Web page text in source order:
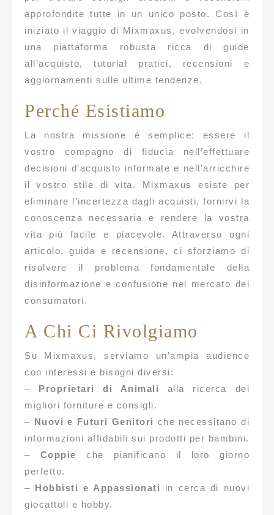
approfondite tutte in un unico posto. Così è
iniziato il viaggio di Mixmaxus, evolvendosi in
una piattaforma robusta ricca di guide
all’acquisto, tutorial pratici, recensioni e
aggiornamenti sulle ultime tendenze.
Perché Esistiamo
La nostra missione è semplice: essere il
vostro compagno di fiducia nell’effettuare
decisioni d’acquisto informate e nell’arricchire
il vostro stile di vita. Mixmaxus esiste per
eliminare l’incertezza dagli acquisti, fornirvi la
conoscenza necessaria e rendere la vostra
vita più facile e piacevole. Attraverso ogni
articolo, guida e recensione, ci sforziamo di
risolvere il problema fondamentale della
disinformazione e confusione nel mercato dei
consumatori.
A Chi Ci Rivolgiamo
Su Mixmaxus, serviamo un’ampia audience
con interessi e bisogni diversi:
– Proprietari di Animali
alla ricerca dei
migliori forniture e consigli.
– Nuovi e Futuri Genitori che necessitano di
informazioni affidabili sui prodotti per bambini.
– Coppie
che pianificano il loro giorno
perfetto.
– Hobbisti e Appassionati
in cerca di nuovi
giocattoli e hobby.